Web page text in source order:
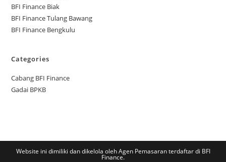
BFI Finance Biak
BFI Finance Tulang Bawang
BFI Finance Bengkulu
Categories
Cabang BFI Finance
Gadai BPKB
Website ini dimiliki dan dikelola oleh Agen Pemasaran terdaftar di BFI
Finance.